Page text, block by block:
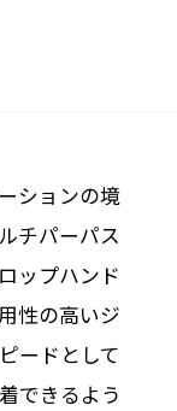
ションの境
チパーパス
ップハンド
性の高いジ
ードとして
できるよう